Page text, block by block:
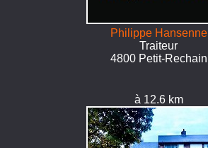
Philippe Hansenne
Traiteur
4800 Petit-Rechain
à 12.6 km